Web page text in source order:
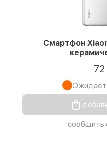
Смартфон
сообщить